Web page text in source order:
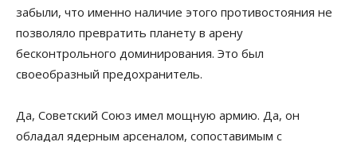
забыли, что именно наличие этого противостояния не
позволяло превратить планету в арену
бесконтрольного доминирования. Это был
своеобразный предохранитель.
Да, Советский Союз имел мощную армию. Да, он
обладал ядерным арсеналом, сопоставимым с